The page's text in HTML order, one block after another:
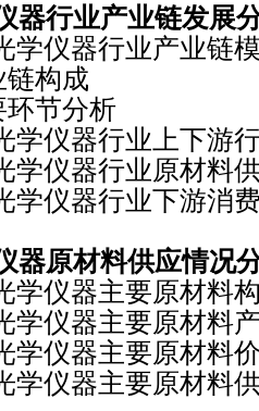
器行业产业链发展
仪器行业产业链
构成
分析
仪器行业上下游
仪器行业原材料
仪器行业下游消
器原材料供应情况
仪器主要原材料
仪器主要原材料
仪器主要原材料
仪器主要原材料